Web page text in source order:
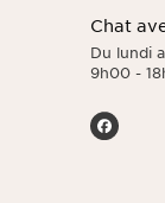
Chat
Du lundi
9h00 -